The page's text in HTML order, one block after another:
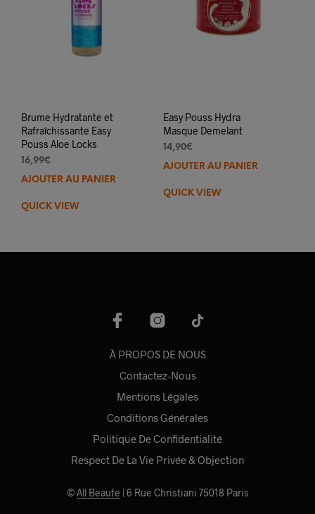
Brume Hydratante et
Rafraîchissante Easy
Pouss Aloe Locks
16,99€
AJOUTER AU PANIER
QUICK VIEW
Easy Pouss Hydra
Masque Demelant
14,90€
AJOUTER AU PANIER
QUICK VIEW
À PROPOS DE NOUS
Contactez-Nous
Mentions Légales
Conditions Générales
Politique De Confidentialité
Respect De La Vie Privée & Objection
©All Beaute | 6 Rue Christiani 75018 Paris